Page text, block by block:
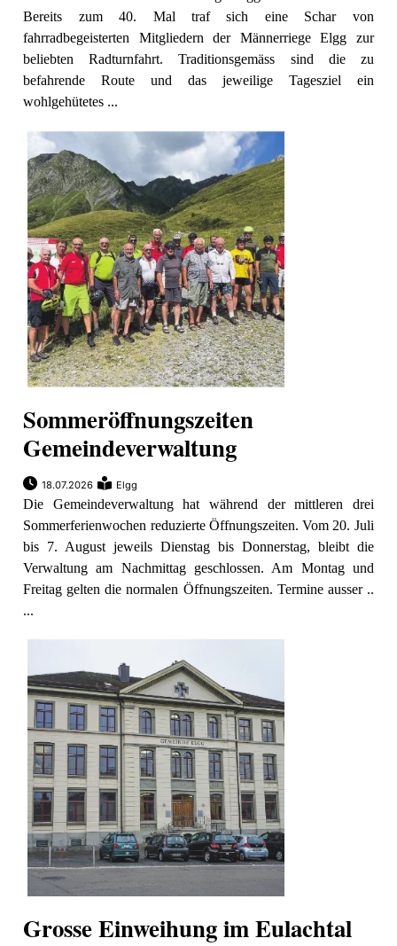
Bereits zum 40. Mal traf sich eine Schar von
fahrradbegeisterten Mitgliedern der Männerriege Elgg zur
beliebten Radturnfahrt. Traditionsgemäss sind die zu
befahrende Route und das jeweilige Tagesziel ein
wohlgehütetes ...
Sommeröffnungszeiten
Gemeindeverwaltung
18.07.2026 Elgg
Die Gemeindeverwaltung hat während der mittleren drei
Sommerferienwochen reduzierte Öffnungszeiten. Vom 20. Juli
bis 7. August jeweils Dienstag bis Donnerstag, bleibt die
Verwaltung am Nachmittag geschlossen. Am Montag und
Freitag gelten die normalen Öffnungszeiten. Termine ausser ..
...
Grosse Einweihung im Eulachtal